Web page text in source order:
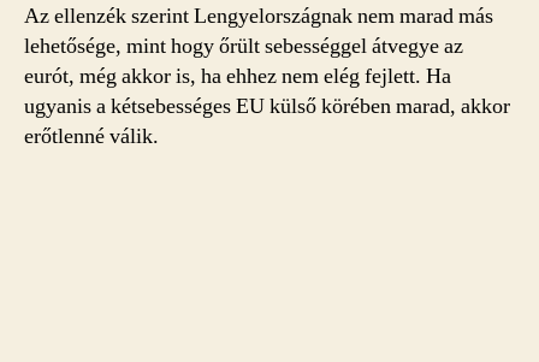
Az ellenzék szerint Lengyelországnak nem marad más
lehetősége, mint hogy őrült sebességgel átvegye az
eurót, még akkor is, ha ehhez nem elég fejlett. Ha
ugyanis a kétsebességes EU külső körében marad, akkor
erőtlenné válik.